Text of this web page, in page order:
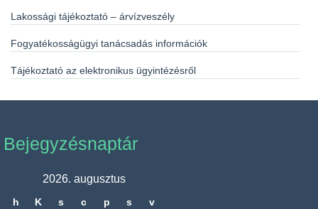
Lakossági tájékoztató – árvízveszély
Fogyatékosságügyi tanácsadás információk
Tájékoztató az elektronikus ügyintézésről
Bejegyzésnaptár
2026. augusztus
h K s c p s v